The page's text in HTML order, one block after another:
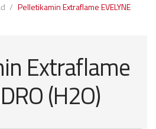
/ Pelletikamin Extraflame EVELYNE
Extraflame
(H2O)